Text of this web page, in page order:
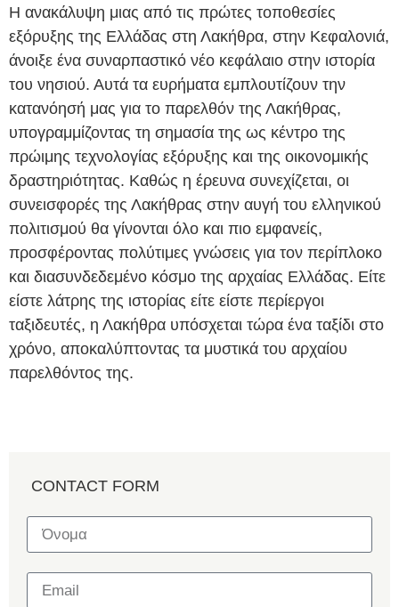
Η ανακάλυψη μιας από τις πρώτες τοποθεσίες
εξόρυξης της Ελλάδας στη Λακήθρα, στην Κεφαλονιά,
άνοιξε ένα συναρπαστικό νέο κεφάλαιο στην ιστορία
του νησιού. Αυτά τα ευρήματα εμπλουτίζουν την
κατανόησή μας για το παρελθόν της Λακήθρας,
υπογραμμίζοντας τη σημασία της ως κέντρο της
πρώιμης τεχνολογίας εξόρυξης και της οικονομικής
δραστηριότητας. Καθώς η έρευνα συνεχίζεται, οι
συνεισφορές της Λακήθρας στην αυγή του ελληνικού
πολιτισμού θα γίνονται όλο και πιο εμφανείς,
προσφέροντας πολύτιμες γνώσεις για τον περίπλοκο
και διασυνδεδεμένο κόσμο της αρχαίας Ελλάδας. Είτε
είστε λάτρης της ιστορίας είτε είστε περίεργοι
ταξιδευτές, η Λακήθρα υπόσχεται τώρα ένα ταξίδι στο
χρόνο, αποκαλύπτοντας τα μυστικά του αρχαίου
παρελθόντος της.